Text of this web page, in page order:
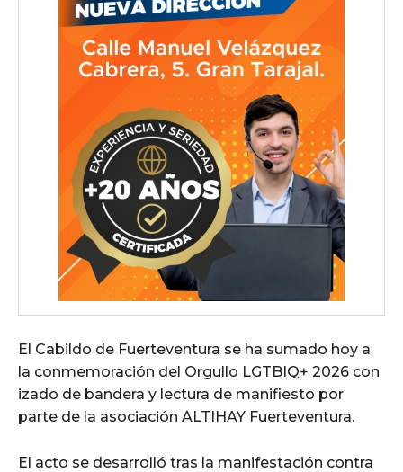
El Cabildo de Fuerteventura se ha sumado hoy a
la conmemoración del Orgullo LGTBIQ+ 2026 con
izado de bandera y lectura de manifiesto por
parte de la asociación ALTIHAY Fuerteventura.
El acto se desarrolló tras la manifestación contra